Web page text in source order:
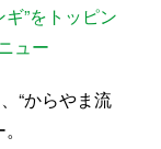
”をトッピン
ュー
“からやま流